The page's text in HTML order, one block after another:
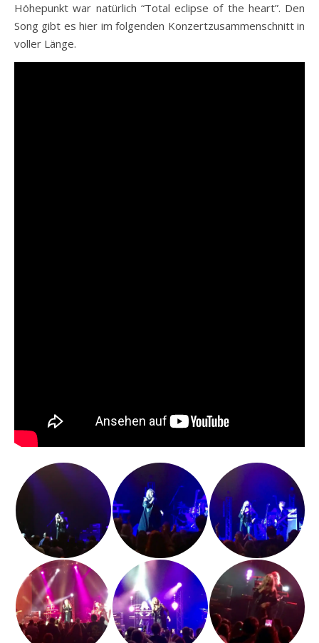
Höhepunkt war natürlich “Total eclipse of the heart”. Den
Song gibt es hier im folgenden Konzertzusammenschnitt in
voller Länge.